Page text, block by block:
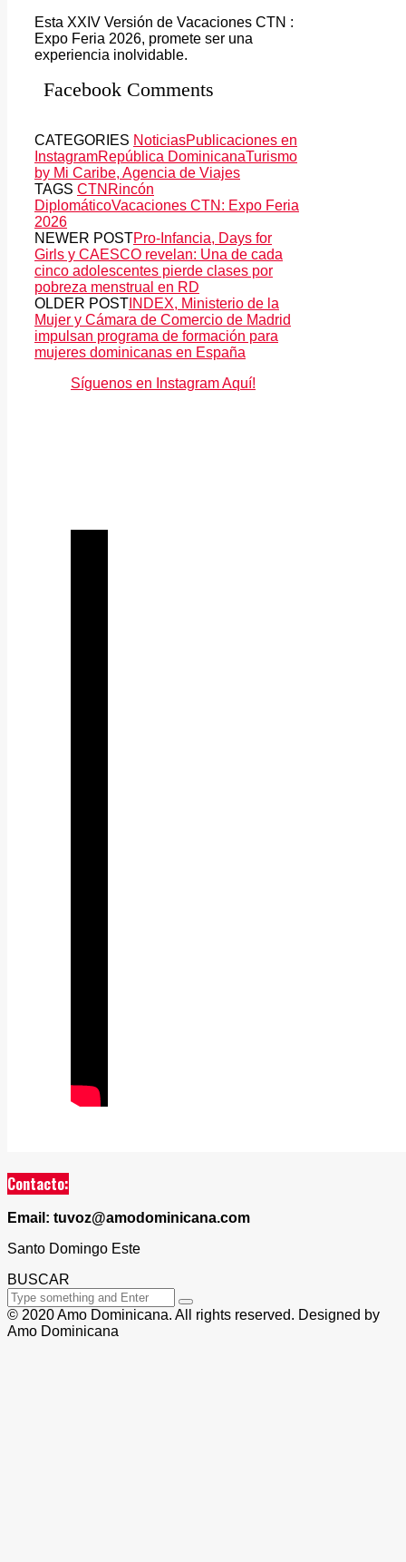
Esta XXIV Versión de Vacaciones CTN :
Expo Feria 2026, promete ser una
experiencia inolvidable.
Facebook Comments
CATEGORIES NoticiasPublicaciones en
InstagramRepública DominicanaTurismo
by Mi Caribe, Agencia de Viajes
TAGS CTN Rincón
DiplomáticoVacaciones CTN: Expo Feria
2026
NEWER POSTPro-Infancia, Days for
Girls y CAESCO revelan: Una de cada
cinco adolescentes pierde clases por
pobreza menstrual en RD
OLDER POST INDEX, Ministerio de la
Mujer y Cámara de Comercio de Madrid
impulsan programa de formación para
mujeres dominicanas en España
Síguenos en Instagram Aquí!
Contacto:
Email: tuvoz@amodominicana.com
Santo Domingo Este
BUSCAR
© 2020 Amo Dominicana. All rights reserved. Designed by
Amo Dominicana